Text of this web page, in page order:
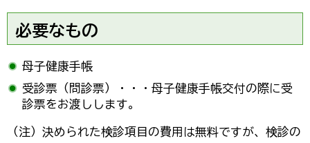
必要なもの
母子健康手帳
受診票（問診票）・・・母子健康手帳交付の際に受
診票をお渡しします。
（注）決められた検診項目の費用は無料ですが、検診の